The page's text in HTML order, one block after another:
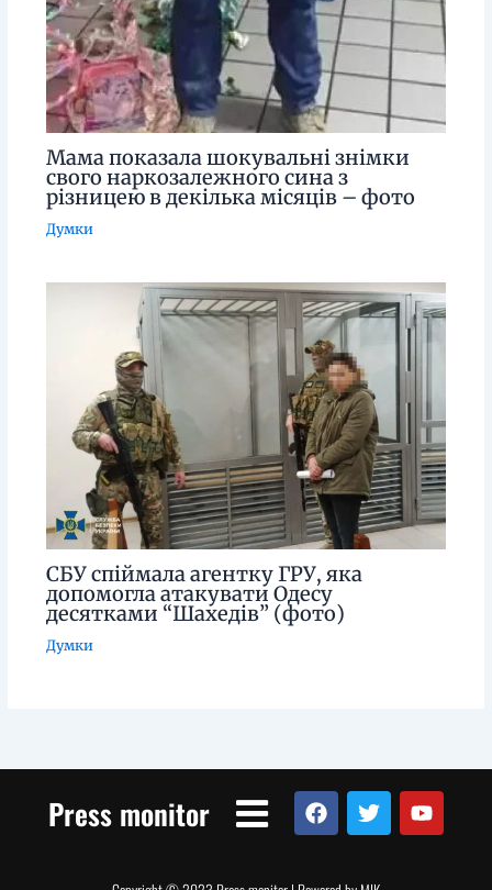
Мама показала шокувальні знімки
свого наркозалежного сина з
різницею в декілька місяців – фото
Думки
СБУ спіймала агентку ГРУ, яка
допомогла атакувати Одесу
десятками “Шахедів” (фото)
Думки
Press monitor Menu
F
a
c
T
w
i
Y
o
u